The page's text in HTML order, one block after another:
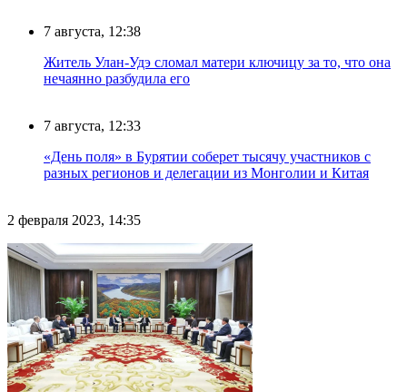
7 августа, 12:38
Житель Улан-Удэ сломал матери ключицу за то, что она
нечаянно разбудила его
7 августа, 12:33
«День поля» в Бурятии соберет тысячу участников с
разных регионов и делегации из Монголии и Китая
2 февраля 2023, 14:35